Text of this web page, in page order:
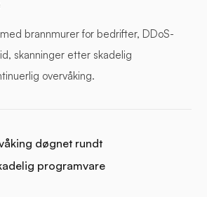
utvid
brannmurer for bedrifter, DDoS-
skanninger etter skadelig
overvåking.
døgnet rundt
programvare